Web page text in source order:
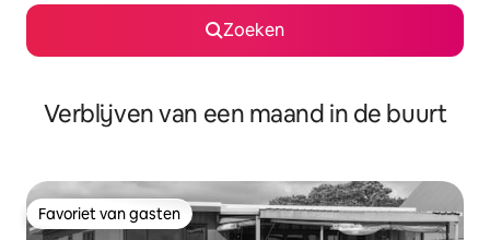
Zoeken
Verblijven van een maand in de buurt
Favoriet van gasten
Favoriet van gasten